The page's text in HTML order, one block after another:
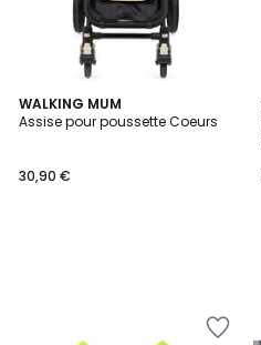
WALKING MUM
Assise pour poussette Coeurs
30,90 €